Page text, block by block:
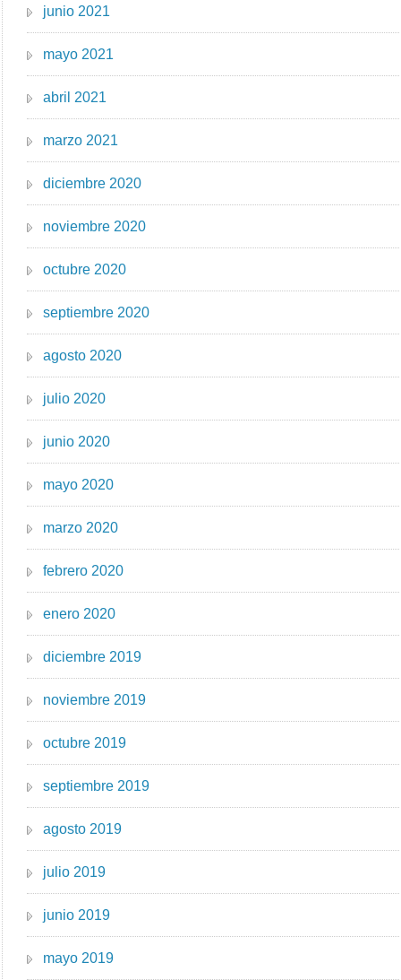
junio 2021
mayo 2021
abril 2021
marzo 2021
diciembre 2020
noviembre 2020
octubre 2020
septiembre 2020
agosto 2020
julio 2020
junio 2020
mayo 2020
marzo 2020
febrero 2020
enero 2020
diciembre 2019
noviembre 2019
octubre 2019
septiembre 2019
agosto 2019
julio 2019
junio 2019
mayo 2019